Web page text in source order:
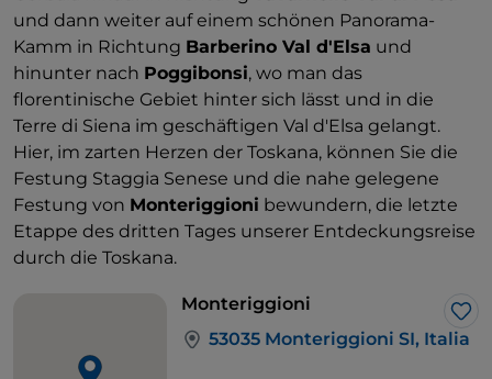
und dann weiter auf einem schönen Panorama-
Kamm in Richtung Barberino Val d'Elsa und
hinunter nach Poggibonsi, wo man das
florentinische Gebiet hinter sich lässt und in die
Terre di Siena im geschäftigen Val d'Elsa gelangt.
Hier, im zarten Herzen der Toskana, können Sie die
Festung Staggia Senese und die nahe gelegene
Festung von Monteriggioni bewundern, die letzte
Etappe des dritten Tages unserer Entdeckungsreise
durch die Toskana.
Monteriggioni
53035 Monteriggioni SI, Italia